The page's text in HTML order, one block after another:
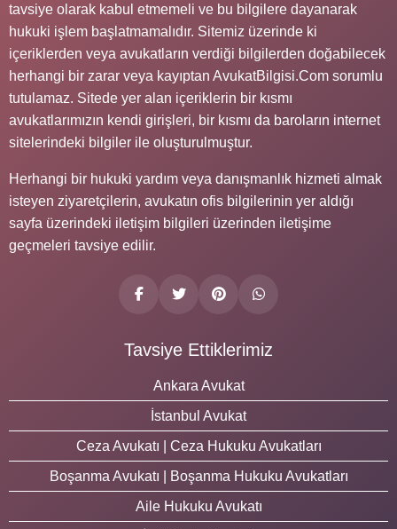
tavsiye olarak kabul etmemeli ve bu bilgilere dayanarak
hukuki işlem başlatmamalıdır. Sitemiz üzerinde ki
içeriklerden veya avukatların verdiği bilgilerden doğabilecek
herhangi bir zarar veya kayıptan AvukatBilgisi.Com sorumlu
tutulamaz. Sitede yer alan içeriklerin bir kısmı
avukatlarımızın kendi girişleri, bir kısmı da baroların internet
sitelerindeki bilgiler ile oluşturulmuştur.
Herhangi bir hukuki yardım veya danışmanlık hizmeti almak
isteyen ziyaretçilerin, avukatın ofis bilgilerinin yer aldığı
sayfa üzerindeki iletişim bilgileri üzerinden iletişime
geçmeleri tavsiye edilir.
Tavsiye Ettiklerimiz
Ankara Avukat
İstanbul Avukat
Ceza Avukatı | Ceza Hukuku Avukatları
Boşanma Avukatı | Boşanma Hukuku Avukatları
Aile Hukuku Avukatı